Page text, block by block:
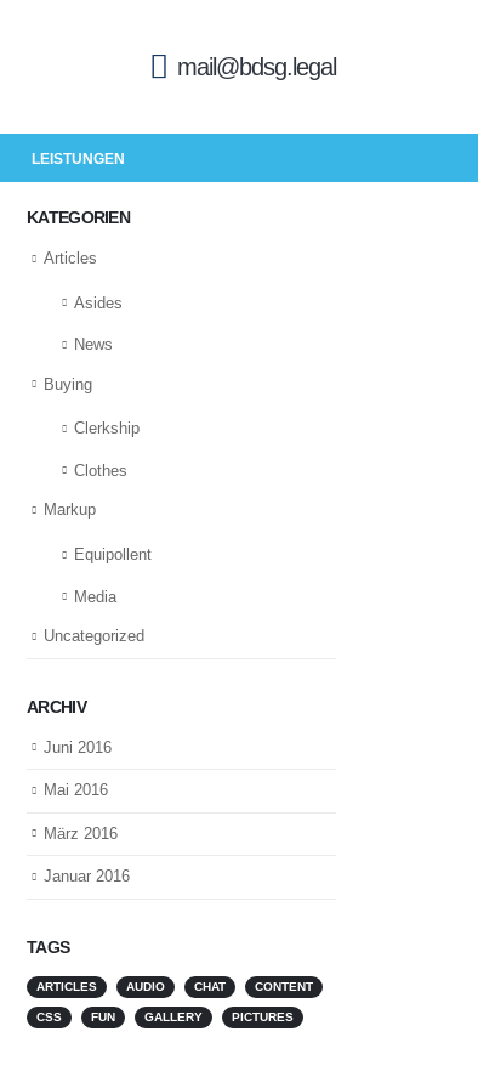
mail@bdsg.legal
LEISTUNGEN
KATEGORIEN
Articles
Asides
News
Buying
Clerkship
Clothes
Markup
Equipollent
Media
Uncategorized
ARCHIV
Juni 2016
Mai 2016
März 2016
Januar 2016
TAGS
ARTICLES AUDIO CHAT CONTENT
CSS FUN GALLERY PICTURES